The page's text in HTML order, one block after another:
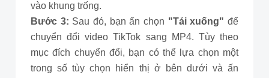
vào khung trống.
Bước 3: Sau đó, bạn ấn chọn "Tải xuống" để
chuyển đổi video TikTok sang MP4. Tùy theo
mục đích chuyển đổi, bạn có thể lựa chọn một
trong số tùy chọn hiển thị ở bên dưới và ấn